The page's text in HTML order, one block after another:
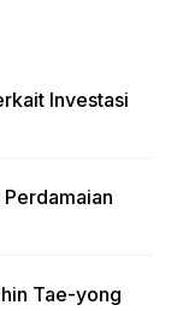
Investasi
Tae-yong